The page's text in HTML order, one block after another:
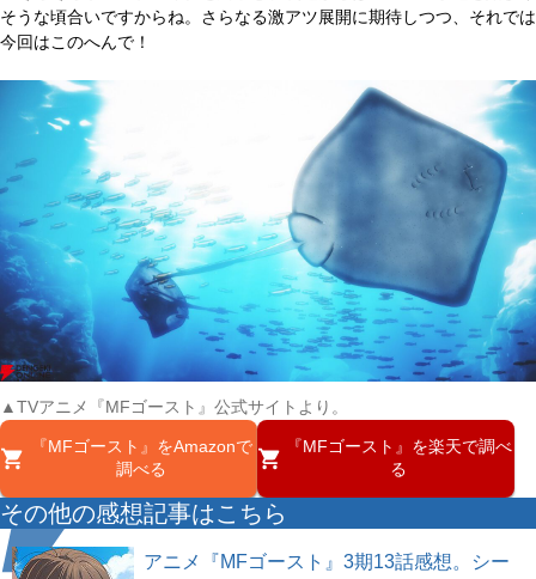
そうな頃合いですからね。さらなる激アツ展開に期待しつつ、それでは
今回はこのへんで！
▲TVアニメ『MFゴースト』公式サイトより。
『MFゴースト』をAmazonで
調べる
『MFゴースト』を楽天で調べ
る
その他の感想記事はこちら
アニメ『MFゴースト』3期13話感想。シー